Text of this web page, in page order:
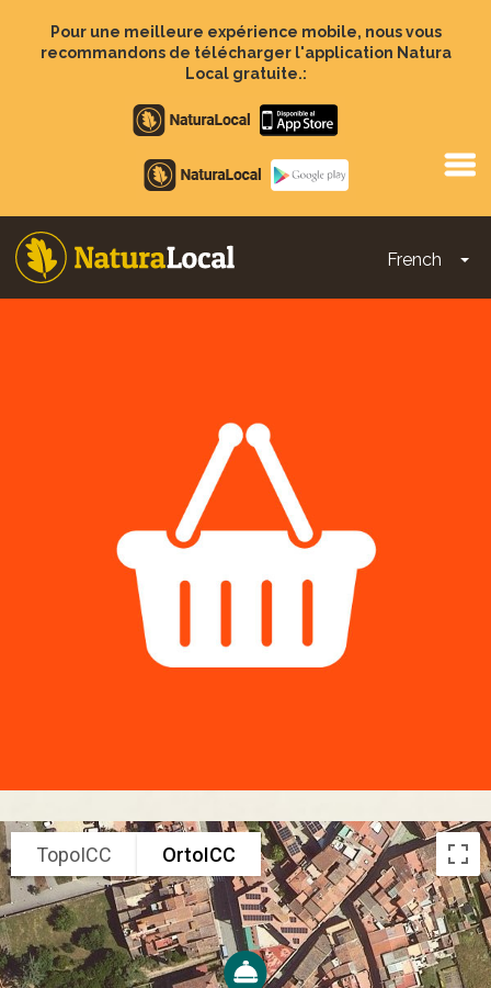
contenu
Pour une meilleure expérience mobile, nous vous
recommandons de télécharger l'application Natura
Local gratuite.:
Apple
store
Google
Play
French
Main
TopoICC OrtoICC